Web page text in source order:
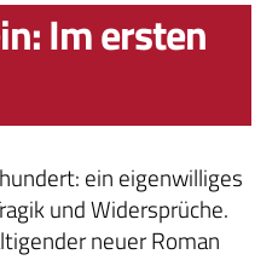
Im ersten
ein eigenwilliges
und Widersprüche.
neuer Roman